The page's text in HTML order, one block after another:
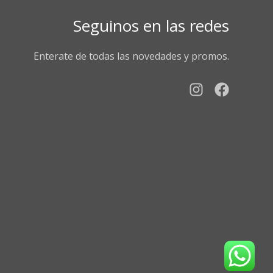
Seguinos en las redes
Enterate de todas las novedades y promos.